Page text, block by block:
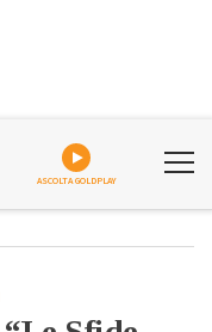
ASCOLTA GOLDPLAY